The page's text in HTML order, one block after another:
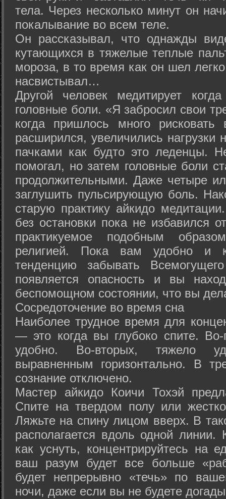
тела. Через несколько минут он
покалывание во всем теле.
Он рассказывал, что однажды
кутающихся в тяжелые теплые
мороза, в то время как он шел
насвистывал…
Другой человек медитирует
головные боли. «Я забросил свои
когда пришлось много
расширился, увеличились нагрузки
пачками как будто это леденцы.
помогал, но затем головные боли
продолжительными. Даже четыре
заглушить пульсирующую боль.
старую практику айкидо
без остановки пока не избавился
практикуемое подобным
религией. Пока вам удобно и
тенденцию забывать
появляется опасность и вы
беспомощном состоянии, что вы
Сосредоточение во время сна
Наиболее трудное время для
— это когда вы глубоко спите.
удобно. Во-вторых, тяжело
выравненным горизонтально. В
сознание отключено.
Мастер айкидо Коичи Тохэй
Спите на твердом полу или
Ляжьте на спину лицом вверх. В
располагается вдоль одной
как уснуть, концентрируйтесь на
ваш разум будет все больше
будет непрерывно «течь» по
ночи, даже если вы не будете